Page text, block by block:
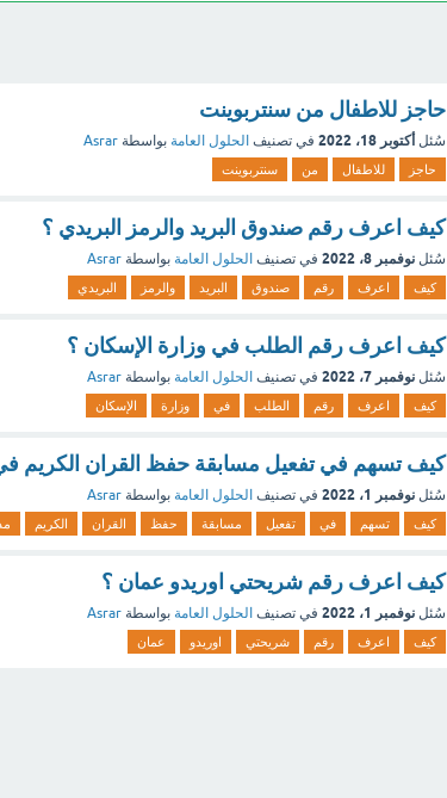
حاجز للاطفال من سنتربوينت
سُئل أكتوبر 18، 2022 في تصنيف الحلول العامة بواسطة Asrar
حاجز للاطفال من سنتربوينت
كيف اعرف رقم صندوق البريد والرمز البريدي ؟
سُئل نوفمبر 8، 2022 في تصنيف الحلول العامة بواسطة Asrar
كيف اعرف رقم صندوق البريد والرمز البريدي
كيف اعرف رقم الطلب في وزارة الإسكان ؟
سُئل نوفمبر 7، 2022 في تصنيف الحلول العامة بواسطة Asrar
كيف اعرف رقم الطلب في وزارة الإسكان
كيف تسهم في تفعيل مسابقة حفظ القران الكريم
سُئل نوفمبر 1، 2022 في تصنيف الحلول العامة بواسطة Asrar
كيف تسهم في تفعيل مسابقة حفظ القران الكريم
كيف اعرف رقم شريحتي اوريدو عمان ؟
سُئل نوفمبر 1، 2022 في تصنيف الحلول العامة بواسطة Asrar
كيف اعرف رقم شريحتي اوريدو عمان